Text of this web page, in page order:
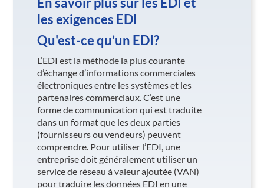
les exigences EDI
Qu'est-ce qu’un EDI?
L’EDI est la méthode la plus courante
d’échange d’informations commerciales
électroniques entre les systèmes et les
partenaires commerciaux. C’est une
forme de communication qui est traduite
dans un format que les deux parties
(fournisseurs ou vendeurs) peuvent
comprendre. Pour utiliser l’EDI, une
entreprise doit généralement utiliser un
service de réseau à valeur ajoutée (VAN)
pour traduire les données EDI en une